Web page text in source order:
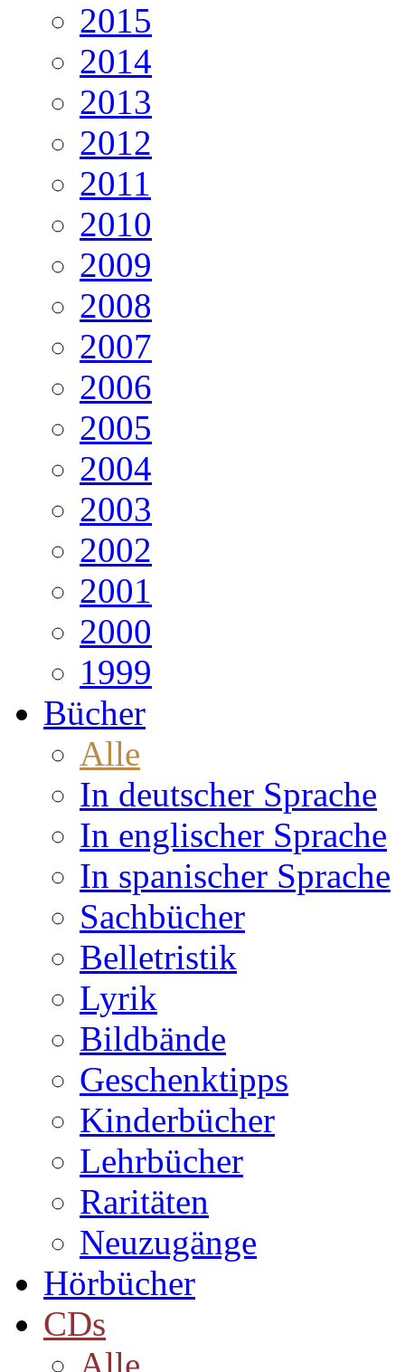
2015
2014
2013
2012
2011
2010
2009
2008
2007
2006
2005
2004
2003
2002
2001
2000
1999
Bücher
Alle
In deutscher Sprache
In englischer Sprache
In spanischer Sprache
Sachbücher
Belletristik
Lyrik
Bildbände
Geschenktipps
Kinderbücher
Lehrbücher
Raritäten
Neuzugänge
Hörbücher
CDs